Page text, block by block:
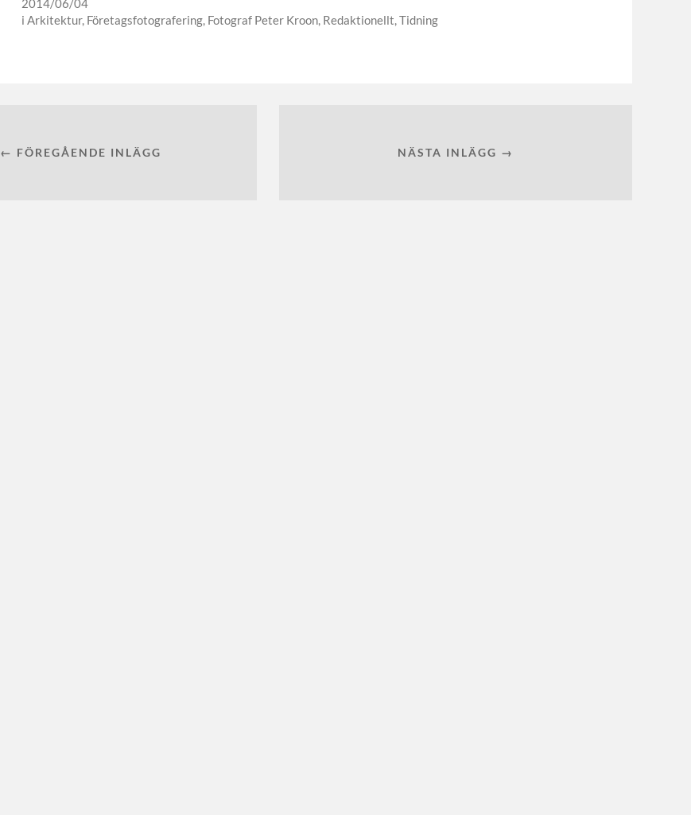
2014/06/04
i Arkitektur, Företagsfotografering, Fotograf Peter Kroon, Redaktionellt,Tidning
← FÖREGÅENDE INLÄGG NÄSTA INLÄGG →